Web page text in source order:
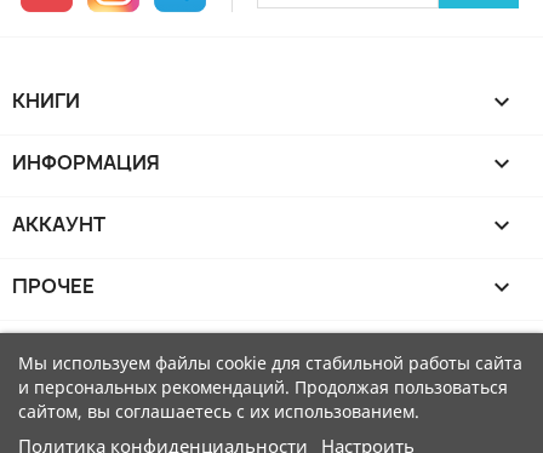
КНИГИ 
ИНФОРМАЦИЯ 
АККАУНТ 
ПРОЧЕЕ 
Мы используем файлы cookie для стабильной работы сайта
и персональных рекомендаций. Продолжая пользоваться
сайтом, вы соглашаетесь с их использованием.
Политика конфиденциальности Настроить